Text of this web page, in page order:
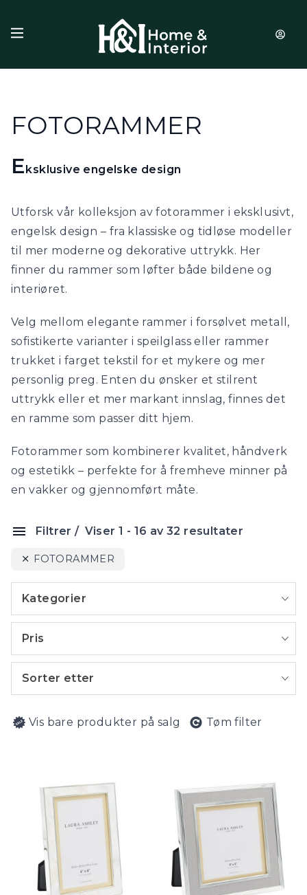
FOTORAMMER
Eksklusive engelske design
Utforsk vår kolleksjon av fotorammer i eksklusivt,
engelsk design – fra klassiske og tidløse modeller
til mer moderne og dekorative uttrykk. Her
finner du rammer som løfter både bildene og
interiøret.
Velg mellom elegante rammer i forsølvet metall,
sofistikerte varianter i speilglass eller rammer
trukket i farget tekstil for et mykere og mer
personlig preg. Enten du ønsker et stilrent
uttrykk eller et mer markant innslag, finnes det
en ramme som passer ditt hjem.
Fotorammer som kombinerer kvalitet, håndverk
og estetikk – perfekte for å fremheve minner på
en vakker og gjennomført måte.
Filtrer Viser 1 - 16 av 32 resultater
FOTORAMMER
Kategorier
Pris
Sorter etter
Vis bare produkter på salg Tøm filter